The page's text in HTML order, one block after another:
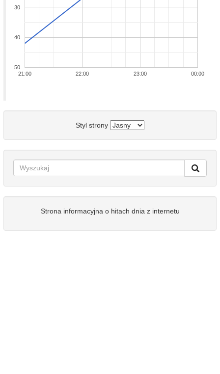
21:00 22:00 23:00 00:00
30
40
50
Styl strony
Strona informacyjna o hitach dnia z internetu